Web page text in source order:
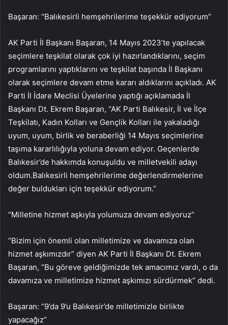
Başaran: “Balıkesirli hemşehrilerime teşekkür ediyorum”
AK Parti İl Başkanı Başaran, 14 Mayıs 2023’te yapılacak
seçimlere teşkilat olarak çok iyi hazırlandıklarını, seçim
programlarını yaptıklarını ve teşkilat başında İl Başkanı
olarak seçimlere devam etme kararı aldıklarını açıkladı. AK
Parti İl İdare Meclisi Üyelerine yaptığı açıklamada İl
Başkanı Dt. Ekrem Başaran, “AK Parti Balıkesir, İl ve İlçe
Teşkilatı, Kadın Kolları ve Gençlik Kolları ile yakaladığı
uyum, uyum, birlik ve beraberliği 14 Mayıs seçimlerine
taşıma kararlılığıyla yoluna devam ediyor. Geçenlerde
Balıkesir’de hakkımda konuşuldu ve milletvekili adayı
oldum.Balıkesirli hemşehrilerime değerlendirmelerine
değer buldukları için teşekkür ediyorum.”
“Milletine hizmet aşkıyla yolumuza devam ediyoruz”
“Bizim için önemli olan milletimize ve davamıza olan
hizmet aşkımızdır” diyen AK Parti İl Başkanı Dt. Ekrem
Başaran, “Bu göreve geldiğimizde tek amacımız vardı, o da
davamıza ve milletimize hizmet aşkımızı sürdürmek” dedi.
Başaran: “9’da 9’u Balıkesir’de milletimizle birlikte
yapacağız”